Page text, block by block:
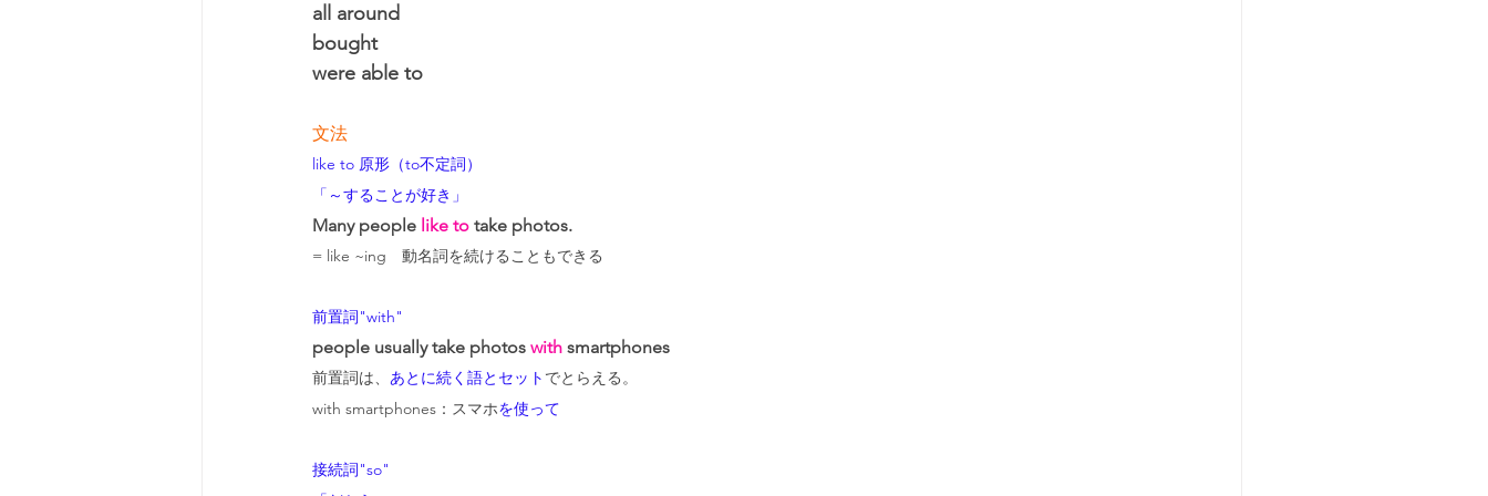
all around
bought
were able to
文法
like to 原形（to不定詞）
「～することが好き」
Many people like to take photos.
= like ~ing　動名詞を続けることもできる
前置詞"with"
people usually take photos with smartphones
前置詞は、 あとに続く語とセット でとらえる。
with smartphones：スマホを使って
接続詞"so"